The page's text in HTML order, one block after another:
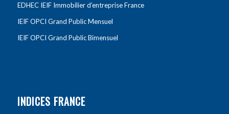
EDHEC IEIF Immobilier d’entreprise France
IEIF OPCI Grand Public Mensuel
IEIF OPCI Grand Public Bimensuel
INDICES FRANCE